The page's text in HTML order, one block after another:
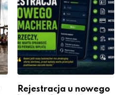
Rejestracja u nowego